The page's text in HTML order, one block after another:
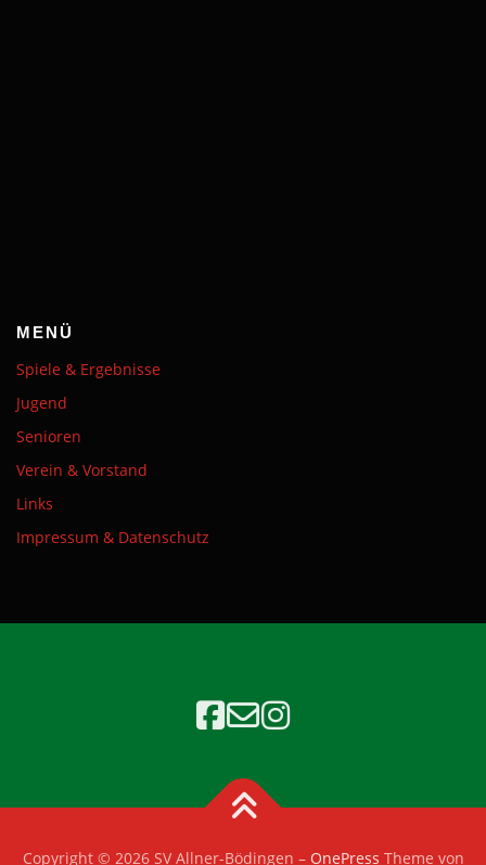
MENÜ
Spiele & Ergebnisse
Jugend
Senioren
Verein & Vorstand
Links
Impressum & Datenschutz
Copyright © 2026 SV Allner-Bödingen – OnePress Theme von